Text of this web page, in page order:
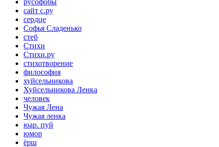
сайт с.ру
сердце
Софья Сладенько
стеб
Стихи
Стихи.ру
стихотворение
философия
хуйсельникова
Хуйсельникова Ленка
человек
Чужая Лена
Чужая ленка
юар. пуй
юмор
ёрш